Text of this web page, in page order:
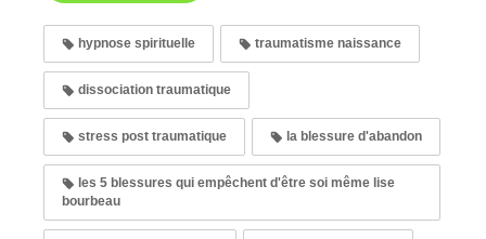
hypnose spirituelle traumatisme naissance
dissociation traumatique
stress post traumatique la blessure d'abandon
les 5 blessures qui empêchent d'être soi même lise
bourbeau